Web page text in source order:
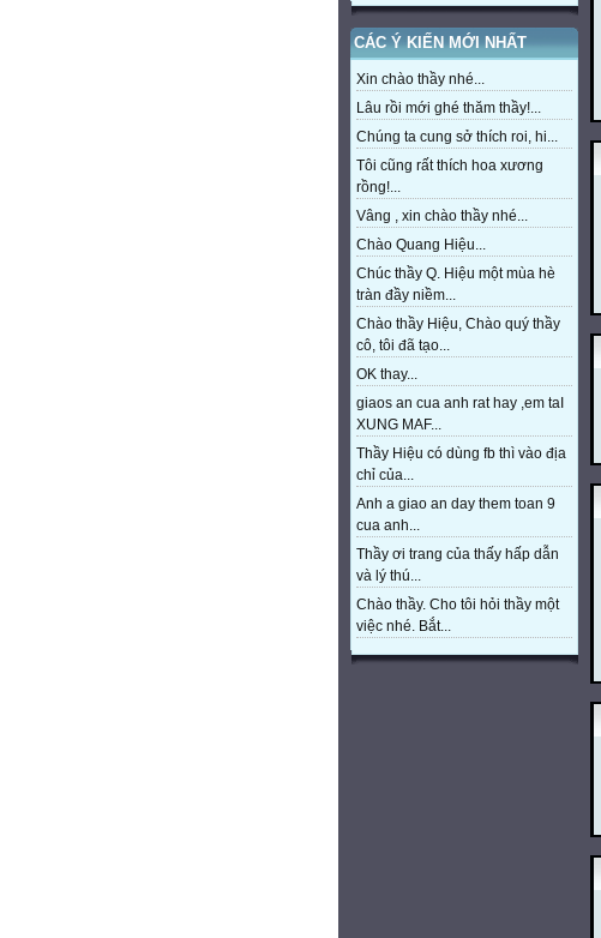
CÁC Ý KIẾN MỚI NHẤT
Xin chào thầy nhé...
Lâu rồi mới ghé thăm thầy!...
Chúng ta cung sở thích roi, hi...
Tôi cũng rất thích hoa xương
rồng!...
Vâng , xin chào thầy nhé...
Chào Quang Hiệu...
Chúc thầy Q. Hiệu một mùa hè
tràn đầy niềm...
Chào thầy Hiệu, Chào quý thầy
cô, tôi đã tạo...
OK thay...
giaos an cua anh rat hay ,em taI
XUNG MAF...
Thầy Hiệu có dùng fb thì vào địa
chỉ của...
Anh a giao an day them toan 9
cua anh...
Thầy ơi trang của thấy hấp dẫn
và lý thú...
Chào thầy. Cho tôi hỏi thầy một
việc nhé. Bắt...